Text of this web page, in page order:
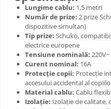
Lungime cablu: 1,5 metri
Număr de prize: 2 prize
dispozitive simultan)
Tip prize: Schuko,
electrice europene
Tensiune nominală: 220V~
Curent nominal: 16A
Protecție copii: Protecție
accesului accidental al
Material cablu: Cablu
Izolație: Izolație de calitate,